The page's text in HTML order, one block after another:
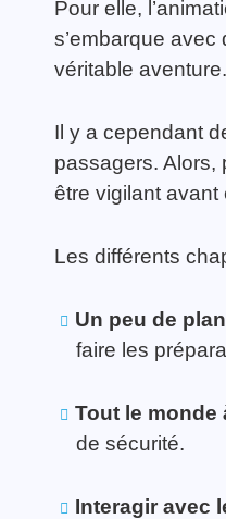
Pour elle,
s’embarque
véritable aventure.
Il y a cependant
passagers. Alors,
être vigilant
Les différents
Un peu de
faire les
Tout le monde
de sécurité.
Interagir avec